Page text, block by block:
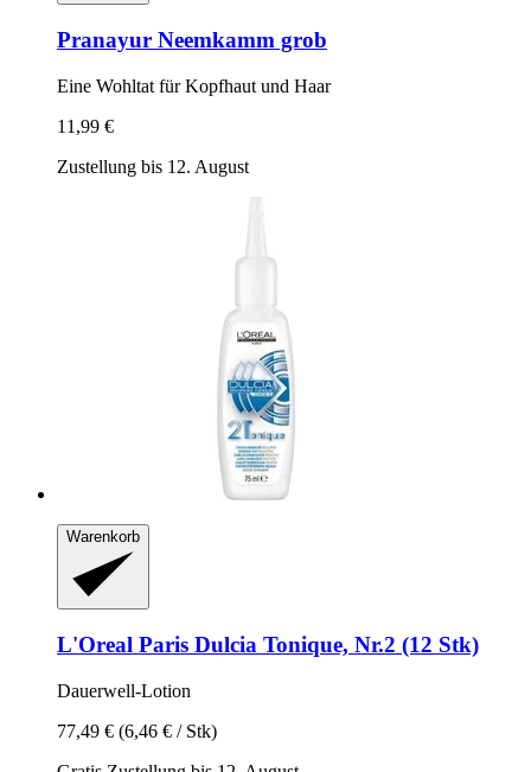
Pranayur Neemkamm grob
Eine Wohltat für Kopfhaut und Haar
11,99 €
Zustellung bis 12. August
Warenkorb
L'Oreal Paris Dulcia Tonique, Nr.2 (12 Stk)
Dauerwell-​Lotion
77,49 € (6,46 € / Stk)